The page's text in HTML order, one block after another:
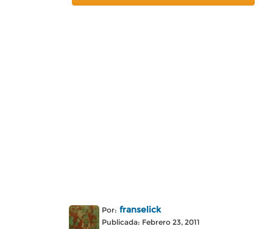
Por: franselick
Publicada: Febrero 23, 2011